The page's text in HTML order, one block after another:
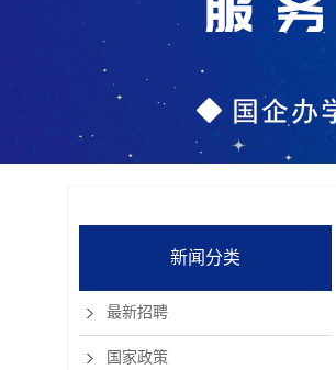
新闻分类
最新招聘
国家政策